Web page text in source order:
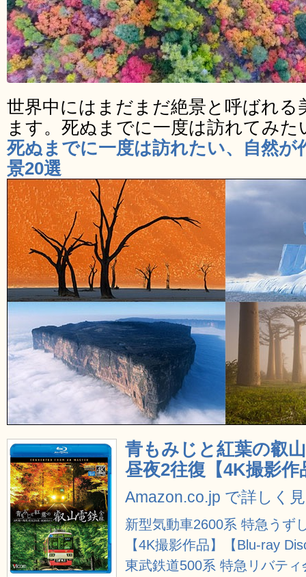
世界中にはまだまだ絶景と呼ばれる
ます。死ぬまでに一度は訪れてみ
死ぬまでに一度は訪れたい、自然が
景20選
青もみじと紅葉の叡
昼夜2往復【4K撮影
Amazon.co.jp で詳しく
新型気動車2600系 特急うず
【4K撮影作品】【Blu-ray
東武鉄道500系 特急リバテ